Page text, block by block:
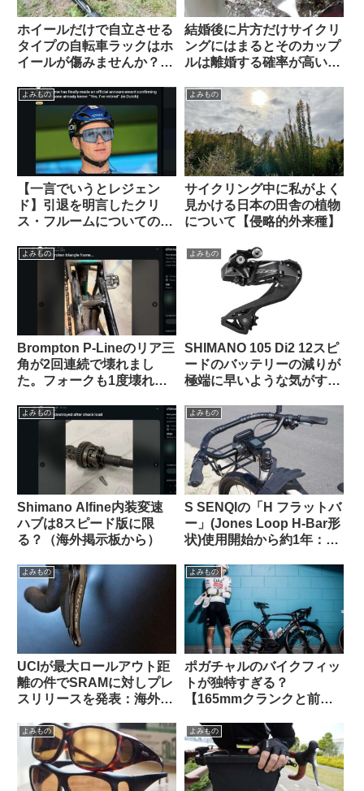
ホイールだけで自立させる
タイプの自転車ラックはホ
イールが傷みませんか？
から）Felgenkiller
結婚後に片方だけサイクリ
ングにはまるとそのカップ
ルは離婚する確率が高い？
よみもの
【一言でいうとレジェン
ド】引退を明言したクリ
ス・フルームについての海
る
よみもの
サイクリング中に私がよく
見かける日本の田舎の植物
について【侵略的外来種】
よみもの
Brompton P-Lineのリア三
角が2回連続で壊れまし
た。フォークも1度壊れま
か？】（海外掲示板から）
よみもの
SHIMANO 105 Di2 12スピ
ードのバッテリーの減りが
極端に早いような気がする
（海外掲示板から）
よみもの
Shimano Alfine内装変速
ハブは8スピード版に限
る？（海外掲示板から）
よみもの
S SENQIの「H フラットバ
ー」(Jones Loop H-Bar形
状)使用開始から約1年：両
くしてみた
よみもの
UCIが最大ロールアウト距
離の件でSRAMに対しプレ
スリリースを発表：海外サ
よみもの
ポガチャルのバイクフィッ
トが独特すぎる？
【165mmクランクと前傾
よみもの よみもの